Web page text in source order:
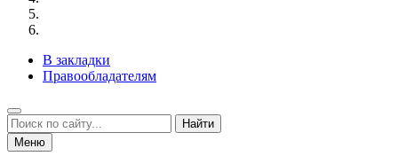
В закладки
Правообладателям
Найти
Меню